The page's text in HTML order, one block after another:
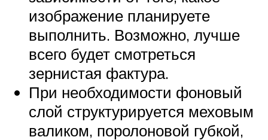
изображение планируете
выполнить. Возможно, лучше
всего будет смотреться
зернистая фактура.
При необходимости фоновый
слой структурируется меховым
валиком, поролоновой губкой,